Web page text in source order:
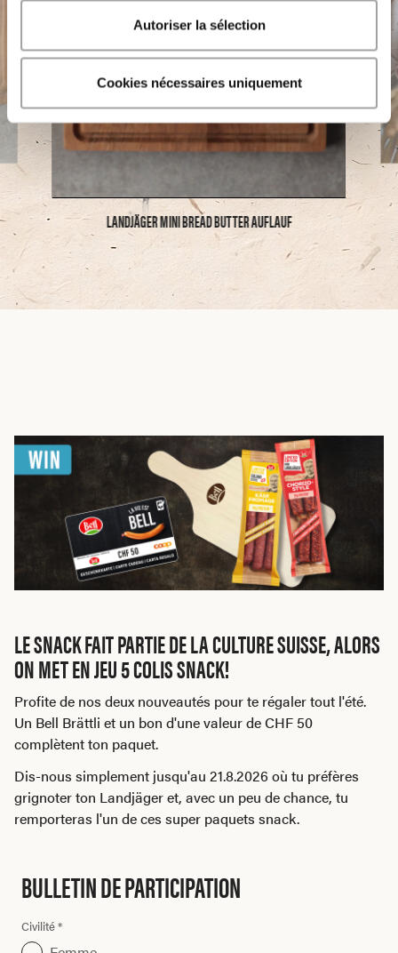
Autoriser la sélection
Cookies nécessaires uniquement
Mute Settings
LANDJÄGER MINI BREAD BUTTER AUFLAUF
LE SNACK FAIT PARTIE DE LA CULTURE SUISSE, ALORS
ON MET EN JEU 5 COLIS SNACK!
Profite de nos deux nouveautés pour te régaler tout l'été.
Un Bell Brättli et un bon d'une valeur de CHF 50
complètent ton paquet.
Dis-nous simplement jusqu'au 21.8.2026 où tu préfères
grignoter ton Landjäger et, avec un peu de chance, tu
remporteras l'un de ces super paquets snack.
BULLETIN DE PARTICIPATION
Civilité *